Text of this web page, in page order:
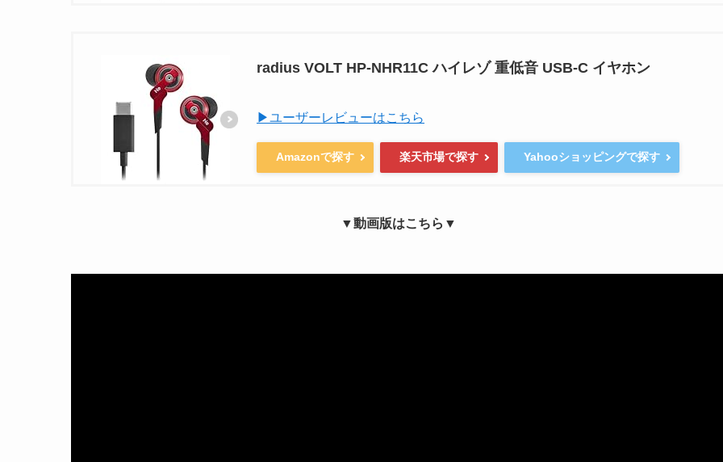
radius VOLT HP-NHR11C ハイレゾ 重低音 USB-C イヤホン
▶ユーザーレビューはこちら
Amazonで探す 楽天市場で探す Yahooショッピングで探す
▼動画版はこちら▼